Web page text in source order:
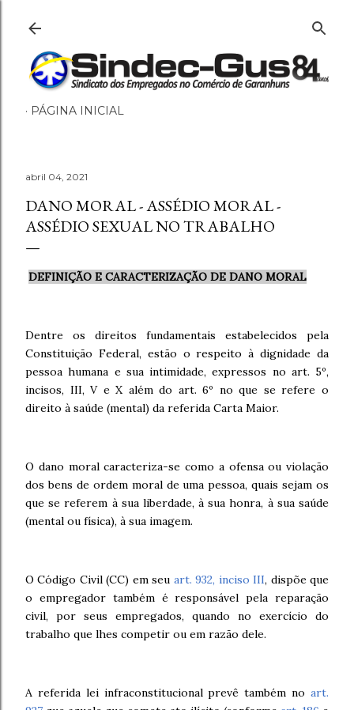
PÁGINA INICIAL
abril 04, 2021
DANO MORAL - ASSÉDIO MORAL -
ASSÉDIO SEXUAL NO TRABALHO
DEFINIÇÃO E CARACTERIZAÇÃO DE DANO MORAL
Dentre os direitos fundamentais estabelecidos pela
Constituição Federal, estão o respeito à dignidade da
pessoa humana e sua intimidade, expressos no art. 5º,
incisos, III, V e X além do art. 6º no que se refere o
direito à saúde (mental) da referida Carta Maior.
O dano moral caracteriza-se como a ofensa ou violação
dos bens de ordem moral de uma pessoa, quais sejam os
que se referem à sua liberdade, à sua honra, à sua saúde
(mental ou física), à sua imagem.
O Código Civil (CC) em seu art. 932, inciso III, dispõe que
o empregador também é responsável pela reparação
civil, por seus empregados, quando no exercício do
trabalho que lhes competir ou em razão dele.
A referida lei infraconstitucional prevê também no art.